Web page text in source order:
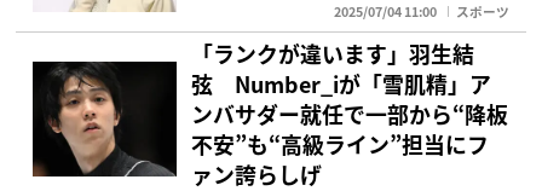
2025/07/04 11:00 スポーツ
「ランクが違います」羽生結
弦 Number_iが「雪肌精」ア
ンバサダー就任で一部から“降板
不安”も“高級ライン”担当にフ
ァン誇らしげ